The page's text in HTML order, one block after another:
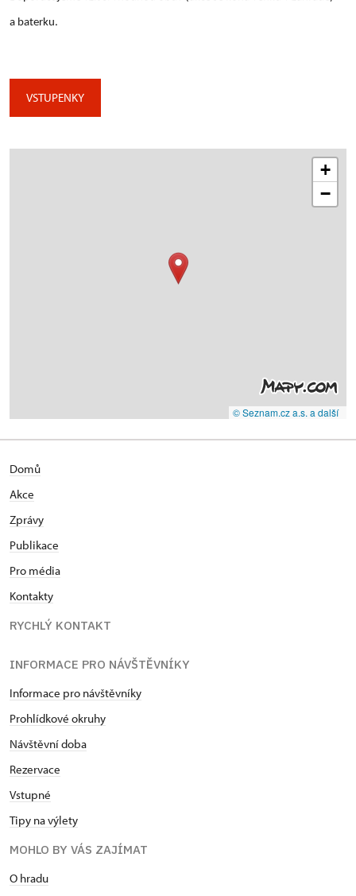
a baterku.
VSTUPENKY
+
−
© Seznam.cz a.s. a další
Domů
Akce
Zprávy
Publikace
Pro média
Kontakty
RYCHLÝ KONTAKT
INFORMACE PRO NÁVŠTĚVNÍKY
Informace pro návštěvníky
Prohlídkové okruhy
Návštěvní doba
Rezervace
Vstupné
Tipy na výlety
MOHLO BY VÁS ZAJÍMAT
O hradu